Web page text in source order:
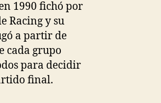
1990 fichó por
Racing y su
a partir de
cada grupo
para decidir
final.